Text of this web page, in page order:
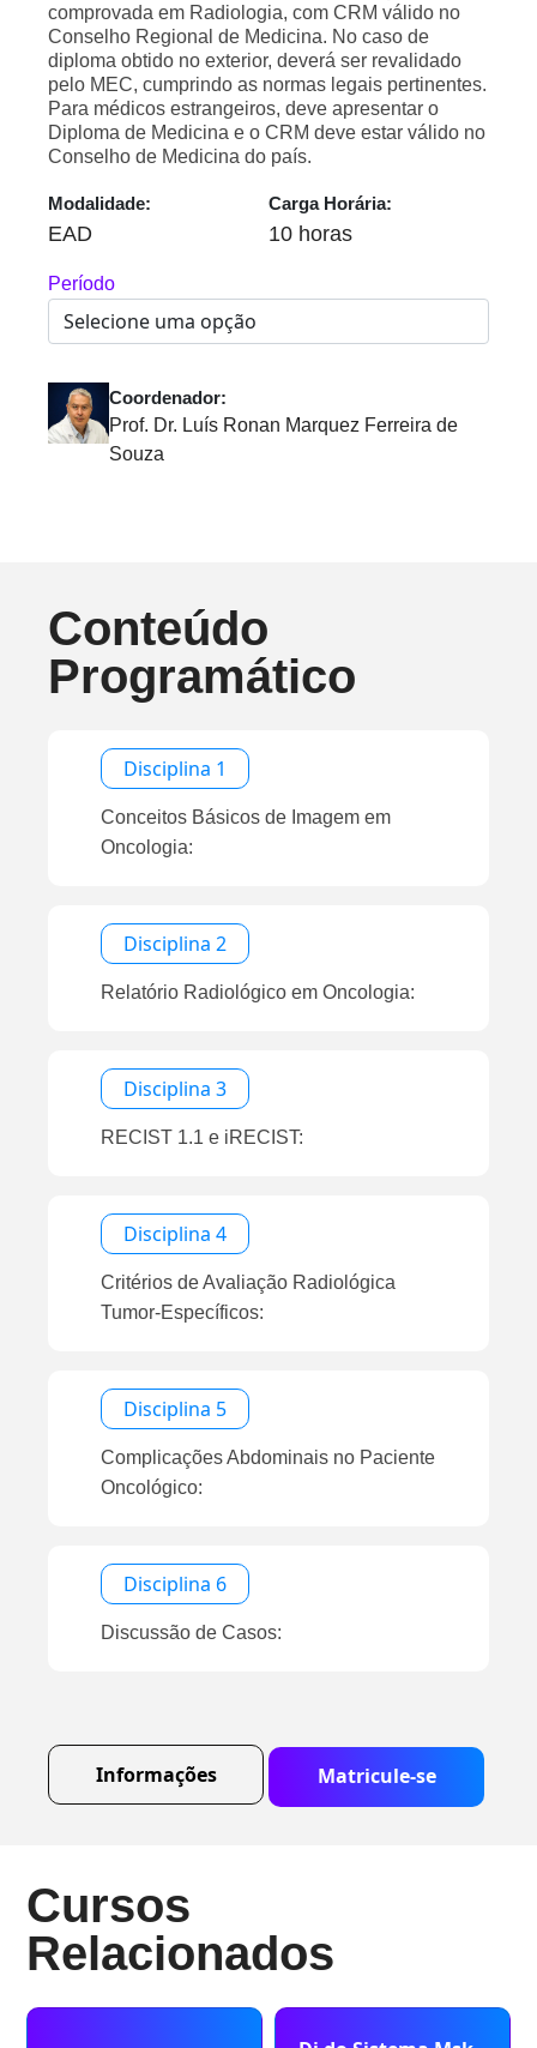
comprovada em Radiologia, com CRM válido no
Conselho Regional de Medicina. No caso de
diploma obtido no exterior, deverá ser revalidado
pelo MEC, cumprindo as normas legais pertinentes.
Para médicos estrangeiros, deve apresentar o
Diploma de Medicina e o CRM deve estar válido no
Conselho de Medicina do país.
Modalidade:
EAD
Carga Horária:
10 horas
Período
Coordenador:
Prof. Dr. Luís Ronan Marquez Ferreira de
Souza
Conteúdo
Programático
Disciplina 1
Conceitos Básicos de Imagem em
Oncologia:
Disciplina 2
Relatório Radiológico em Oncologia:
Disciplina 3
RECIST 1.1 e iRECIST:
Disciplina 4
Critérios de Avaliação Radiológica
Tumor-Específicos:
Disciplina 5
Complicações Abdominais no Paciente
Oncológico:
Disciplina 6
Discussão de Casos:
Informações Matricule-se
Cursos
Relacionados